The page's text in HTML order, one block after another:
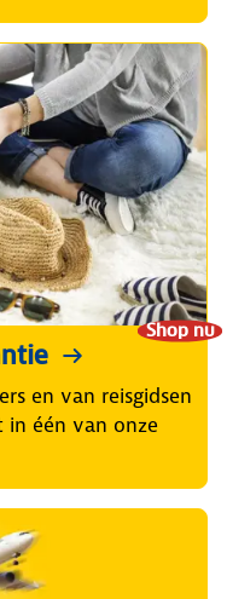
Shop nu
en van reisgidsen
één van onze